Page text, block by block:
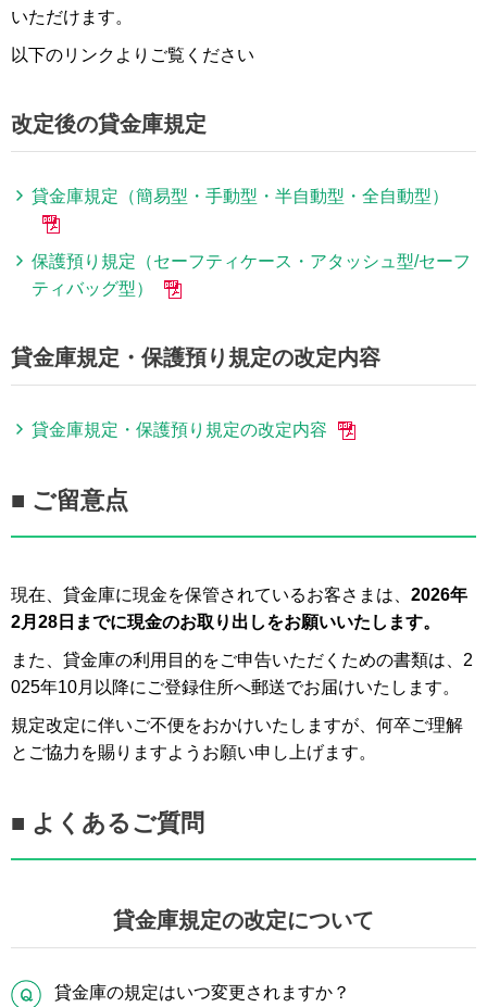
いただけます。
以下のリンクよりご覧ください
改定後の貸金庫規定
貸金庫規定（簡易型・手動型・半自動型・全自動型）
保護預り規定（セーフティケース・アタッシュ型/セーフ
ティバッグ型）
貸金庫規定・保護預り規定の改定内容
貸金庫規定・保護預り規定の改定内容
■ ご留意点
現在、貸金庫に現金を保管されているお客さまは、 2026年
2月28日までに現金のお取り出しをお願いいたします。
また、貸金庫の利用目的をご申告いただくための書類は、2
025年10月以降にご登録住所へ郵送でお届けいたします。
規定改定に伴いご不便をおかけいたしますが、何卒ご理解
とご協力を賜りますようお願い申し上げます。
■ よくあるご質問
貸金庫規定の改定について
Q
貸金庫の規定はいつ変更されますか？